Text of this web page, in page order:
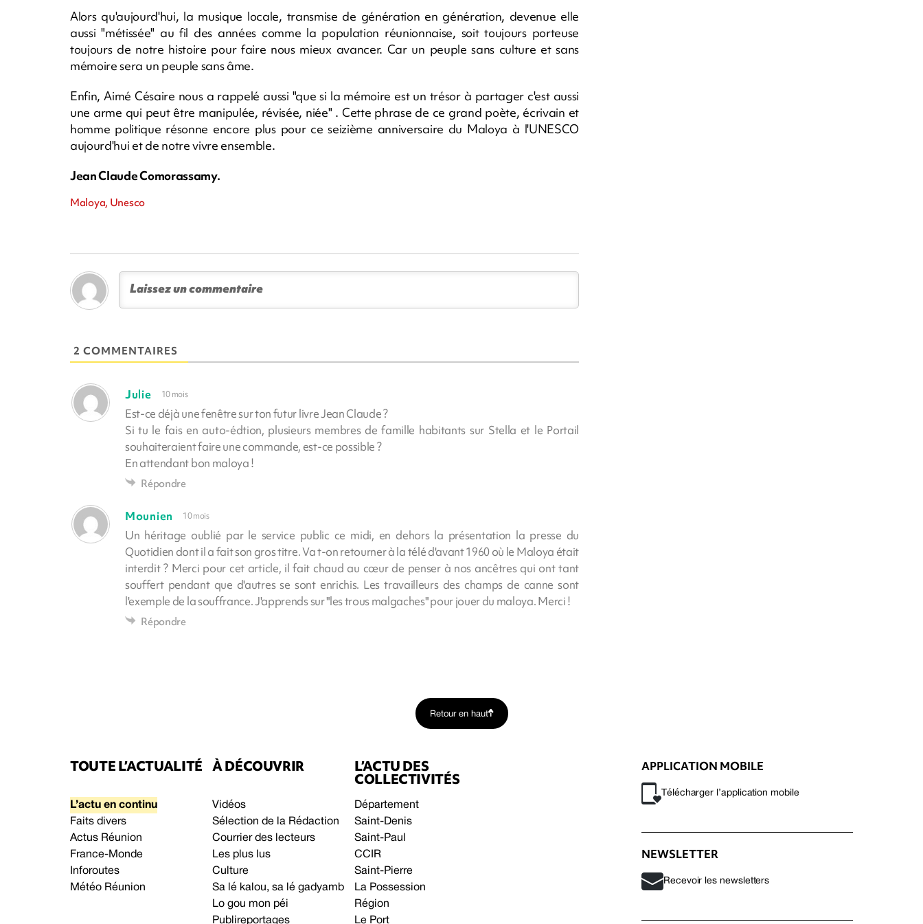
Alors qu'aujourd'hui, la musique locale, transmise de génération en génération, devenue elle
aussi "métissée" au fil des années comme la population réunionnaise, soit toujours porteuse
toujours de notre histoire pour faire nous mieux avancer. Car un peuple sans culture et sans
mémoire sera un peuple sans âme.
Enfin, Aimé Césaire nous a rappelé aussi "que si la mémoire est un trésor à partager c'est aussi
une arme qui peut être manipulée, révisée, niée" . Cette phrase de ce grand poète, écrivain et
homme politique résonne encore plus pour ce seizième anniversaire du Maloya à l'UNESCO
aujourd'hui et de notre vivre ensemble.
Jean Claude Comorassamy.
Maloya, Unesco
2 COMMENTAIRES
Julie 10 mois
Est-ce déjà une fenêtre sur ton futur livre Jean Claude ?
Si tu le fais en auto-édtion, plusieurs membres de famille habitants sur Stella et le Portail
souhaiteraient faire une commande, est-ce possible ?
En attendant bon maloya !
Répondre
Mounien 10 mois
Un héritage oublié par le service public ce midi, en dehors la présentation la presse du
Quotidien dont il a fait son gros titre. Va t-on retourner à la télé d'avant 1960 où le Maloya était
interdit ? Merci pour cet article, il fait chaud au cœur de penser à nos ancêtres qui ont tant
souffert pendant que d'autres se sont enrichis. Les travailleurs des champs de canne sont
l'exemple de la souffrance. J'apprends sur "les trous malgaches" pour jouer du maloya. Merci !
Répondre
Retour en haut
TOUTE L’ACTUALITÉ
L’actu en continu
Faits divers
Actus Réunion
France-Monde
Inforoutes
Météo Réunion
À DÉCOUVRIR
Vidéos
Sélection de la Rédaction
Courrier des lecteurs
Les plus lus
Culture
Sa lé kalou, sa lé gadyamb
Lo gou mon péi
Publireportages
L’ACTU DES
COLLECTIVITÉS
Département
Saint-Denis
Saint-Paul
CCIR
Saint-Pierre
La Possession
Région
Le Port
APPLICATION MOBILE
Télécharger l’application mobile
NEWSLETTER
Recevoir les newsletters